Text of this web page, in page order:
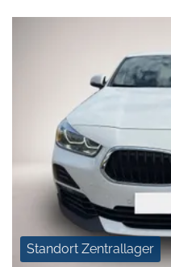
Standort Zentrallager